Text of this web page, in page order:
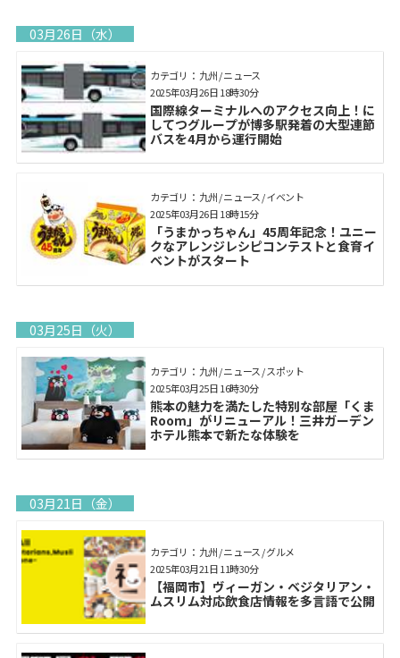
03月26日（水）
カテゴリ： 九州 / ニュース
国際線ターミナルへのアクセス向上！に
してつグループが博多駅発着の大型連節
バスを4月から運行開始
2025年03月26日 18時30分
カテゴリ： 九州 / ニュース / イベント
「うまかっちゃん」45周年記念！ユニー
クなアレンジレシピコンテストと食育イ
ベントがスタート
2025年03月26日 18時15分
03月25日（火）
カテゴリ： 九州 / ニュース / スポット
熊本の魅力を満たした特別な部屋「くま
Room」がリニューアル！三井ガーデン
ホテル熊本で新たな体験を
2025年03月25日 16時30分
03月21日（金）
カテゴリ： 九州 / ニュース / グルメ
【福岡市】ヴィーガン・ベジタリアン・
ムスリム対応飲食店情報を多言語で公開
2025年03月21日 11時30分